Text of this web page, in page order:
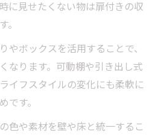
に見せたくない物は扉付きの収
。
やボックスを活用することで、
なります。可動棚や引き出し式
イフスタイルの変化にも柔軟に
です。
色や素材を壁や床と統一するこ